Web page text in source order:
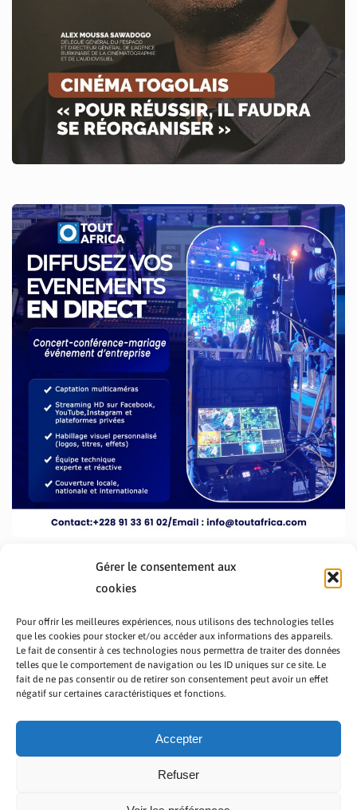
Gérer le consentement aux
cookies
Pour offrir les meilleures expériences, nous utilisons des technologies telles
que les cookies pour stocker et/ou accéder aux informations des appareils.
Le fait de consentir à ces technologies nous permettra de traiter des données
telles que le comportement de navigation ou les ID uniques sur ce site. Le
fait de ne pas consentir ou de retirer son consentement peut avoir un effet
négatif sur certaines caractéristiques et fonctions.
Accepter
Refuser
PRÉSENTATION TOUTAFRICA
A PROPOS